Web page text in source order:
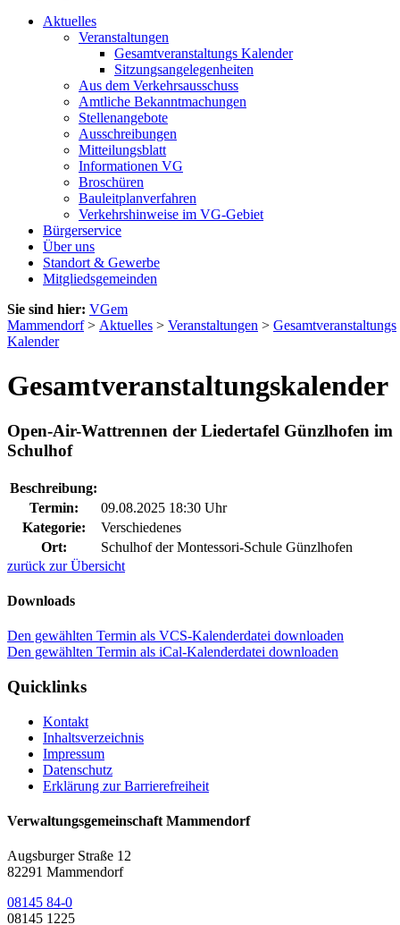
Aktuelles
Veranstaltungen
Gesamtveranstaltungs Kalender
Sitzungsangelegenheiten
Aus dem Verkehrsausschuss
Amtliche Bekanntmachungen
Stellenangebote
Ausschreibungen
Mitteilungsblatt
Informationen VG
Broschüren
Bauleitplanverfahren
Verkehrshinweise im VG-Gebiet
Bürgerservice
Über uns
Standort & Gewerbe
Mitgliedsgemeinden
Sie sind hier: VGem
Mammendorf> Aktuelles > Veranstaltungen > Gesamtveranstaltungs
Kalender
Gesamtveranstaltungskalender
Open-Air-Wattrennen der Liedertafel Günzlhofen im
Schulhof
Beschreibung:
Termin:
09.08.2025 18:30 Uhr
Kategorie:
Verschiedenes
Ort:
Schulhof der Montessori-Schule Günzlhofen
zurück zur Übersicht
Downloads
Den gewählten Termin als VCS-Kalenderdatei downloaden
Den gewählten Termin als iCal-Kalenderdatei downloaden
Quicklinks
Kontakt
Inhaltsverzeichnis
Impressum
Datenschutz
Erklärung zur Barrierefreiheit
Verwaltungsgemeinschaft Mammendorf
Augsburger Straße 12
82291 Mammendorf
08145 84-0
08145 1225